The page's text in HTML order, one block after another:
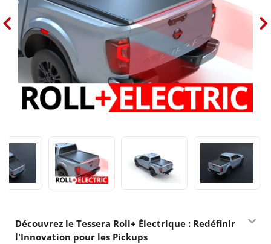
Découvrez le Tessera Roll+ Électrique : Redéfinir
l'Innovation pour les Pickups